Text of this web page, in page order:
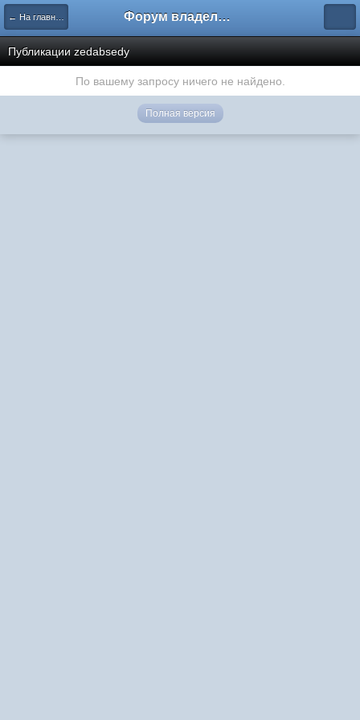
← На главную Форум владельцев интернет-магазинов
Публикации zedabsedy
По вашему запросу ничего не найдено.
Полная версия